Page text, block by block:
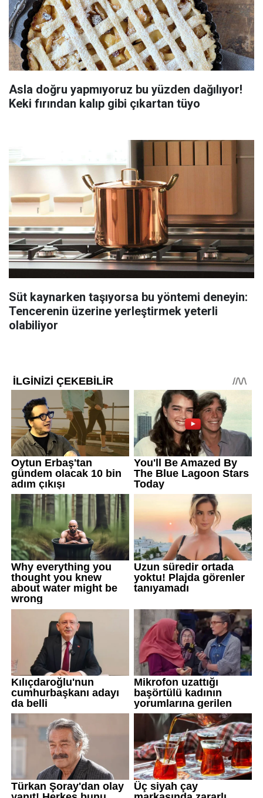
Asla doğru yapmıyoruz bu yüzden dağılıyor!
Keki fırından kalıp gibi çıkartan tüyo
Süt kaynarken taşıyorsa bu yöntemi deneyin:
Tencerenin üzerine yerleştirmek yeterli
olabiliyor